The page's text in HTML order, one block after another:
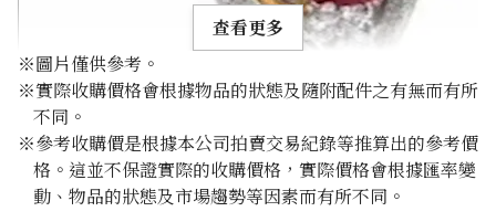
coral brooch
參考回收價
查看更多
※圖片僅供參考。
※實際收購價格會根據物品的狀態及隨附配件之有無而有所
不同。
※參考收購價是根據本公司拍賣交易紀錄等推算出的參考價
格。這並不保證實際的收購價格，實際價格會根據匯率變
動、物品的狀態及市場趨勢等因素而有所不同。